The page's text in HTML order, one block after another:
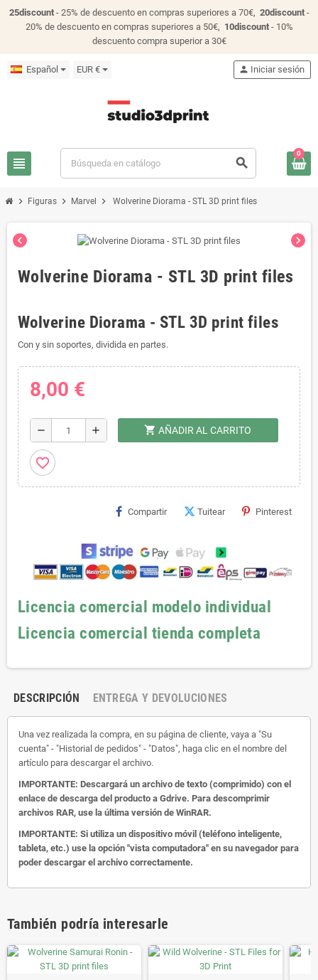
25discount- 25% de descuento en compras superiores a 70€, 20discount-
20% de descuento en compras superiores a 50€, 10discount- 10%
descuento compra superior a 30€
Español EUR €
view_headline search
person Iniciar sesión
0
chevron_right Figuras chevron_right Marvel chevron_right Wolverine Diorama - STL 3D print files
chevron_left chevron_right
Wolverine Diorama - STL 3D print files
Wolverine Diorama - STL 3D print files
Con y sin soportes, dividida en partes.
8,00 €
remove add shopping_cart AÑADIR AL CARRITO
favorite_border
Compartir Tuitear Pinterest
Licencia comercial modelo individual
Licencia comercial tienda completa
DESCRIPCIÓN ENTREGA Y DEVOLUCIONES
Una vez realizada la compra, en su página de cliente, vaya a "Su
cuenta" - "Historial de pedidos" - "Datos", haga clic en el nombre del
artículo para descargar el archivo.
IMPORTANTE: Descargará un archivo de texto (comprimido) con el
enlace de descarga del producto a Gdrive. Para descomprimir
archivos RAR, use la última versión de WinRAR.
IMPORTANTE: Si utiliza un dispositivo móvil (teléfono inteligente,
tableta, etc.) use la opción "vista computadora" en su navegador para
poder descargar el archivo correctamente.
También podría interesarle